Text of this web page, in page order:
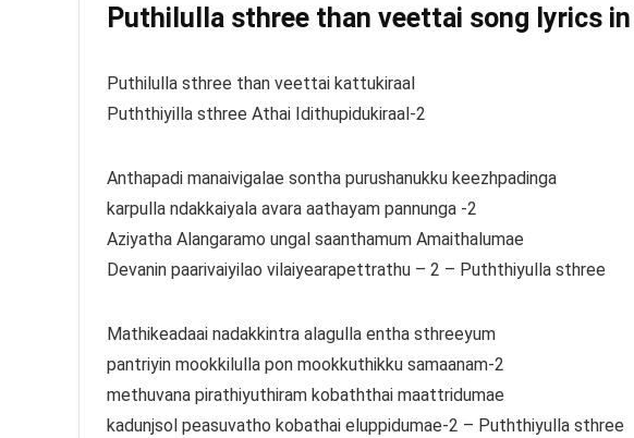
Puthilulla sthree than veettai song lyrics
Puthilulla sthree than veettai kattukiraal
Puththiyilla sthree Athai Idithupidukiraal-2
Anthapadi manaivigalae sontha purushanukku keezhpadinga
karpulla ndakkaiyala avara aathayam pannunga -2
Aziyatha Alangaramo ungal saanthamum Amaithalumae
Devanin paarivaiyilao vilaiyearapettrathu – 2 – Puththiyulla sthree
Mathikeadaai nadakkintra alagulla entha sthreeyum
pantriyin mookkilulla pon mookkuthikku samaanam-2
methuvana pirathiyuthiram kobaththai maattridumae
kadunjsol peasuvatho kobathai eluppidumae-2 – Puththiyulla sthree